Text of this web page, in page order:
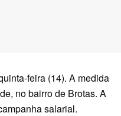
feira (14). A medida
no bairro de Brotas. A
salarial.